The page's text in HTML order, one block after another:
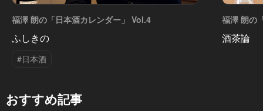
福澤 朗の「日本酒カレンダー」 Vol.4
ふしきの
#日本酒
福澤 朗の
酒茶論
おすすめ記事